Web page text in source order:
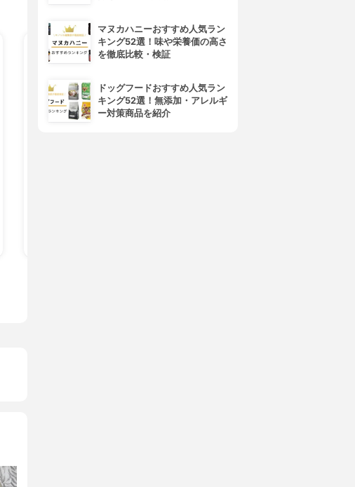
4位
マヌカハニーおすすめ人気ラン
キング52選！味や栄養価の高さ
を徹底比較・検証
ドッグフードおすすめ人気ラン
キング52選！無添加・アレルギ
ー対策商品を紹介